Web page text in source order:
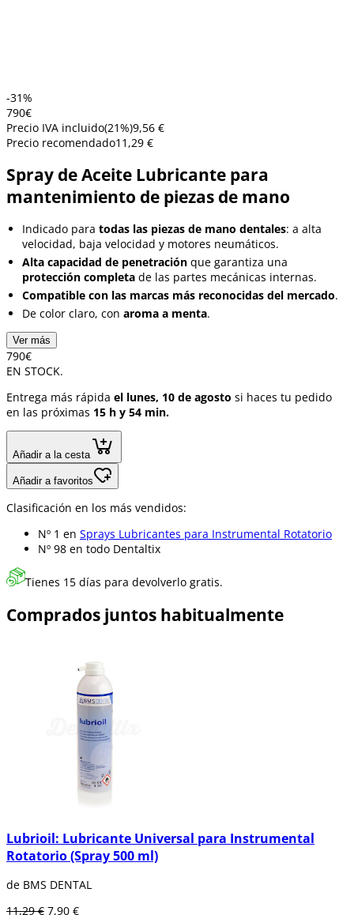
-31%
790€
Precio IVA incluido(21%)9,56 €
Precio recomendado11,29 €
Spray de Aceite Lubricante para
mantenimiento de piezas de mano
Indicado para todas las piezas de mano dentales: a alta
velocidad, baja velocidad y motores neumáticos.
Alta capacidad de penetración que garantiza una
protección completa de las partes mecánicas internas.
Compatible con las marcas más reconocidas del mercado.
De color claro, con aroma a menta.
Ver más
790€
EN STOCK.
Entrega más rápida el lunes, 10 de agosto si haces tu pedido
en las próximas 15 h y 54 min.
Añadir a la cesta
Añadir a favoritos
Clasificación en los más vendidos:
Nº 1 en Sprays Lubricantes para Instrumental Rotatorio
Nº 98 en todo Dentaltix
Tienes 15 días para devolverlo gratis.
Comprados juntos habitualmente
Lubrioil: Lubricante Universal para Instrumental
Rotatorio (Spray 500 ml)
de BMS DENTAL
11,29 € 7,90 €